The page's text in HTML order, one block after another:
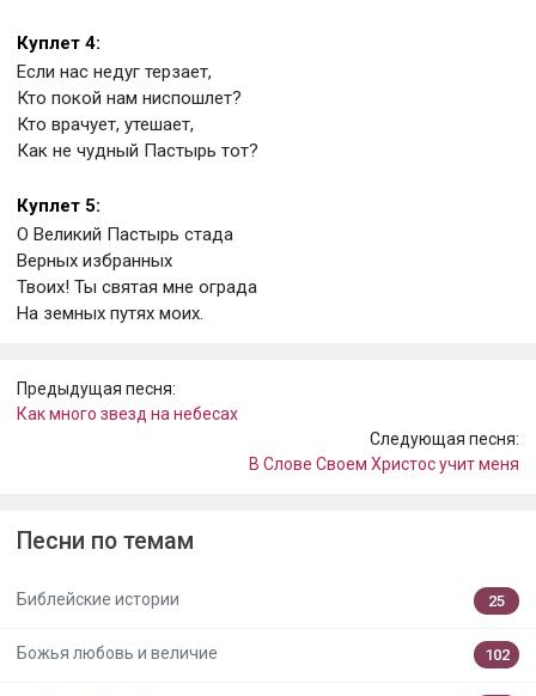
Куплет 4:
Если нас недуг терзает,
Кто покой нам ниспошлет?
Кто врачует, утешает,
Как не чудный Пастырь тот?
Куплет 5:
О Великий Пастырь стада
Верных избранных
Твоих! Ты святая мне ограда
На земных путях моих.
Предыдущая песня:
Как много звезд на небесах
Следующая песня:
В Слове Своем Христос учит меня
Песни по темам
Библейские истории 25
Божья любовь и величие 102